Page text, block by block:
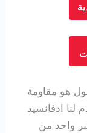
هو مقاومة
ادفانسيد
واحد من